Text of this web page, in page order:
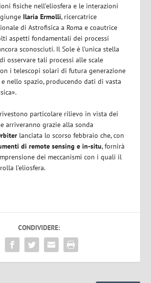
fisiche nell’eliosfera e le interazioni
Ilaria Ermolli, ricercatrice
di Astrofisica a Roma e coautrice
aspetti fondamentali dei processi
sconosciuti. Il Sole è l’unica stella
osservare tali processi alle scale
i telescopi solari di futura generazione
nello spazio, producendo dati di vasta
particolare rilievo in vista dei
arriveranno grazie alla sonda
lanciata lo scorso febbraio che, con
di remote sensing e in-situ, fornirà
dei meccanismi con i quali il
l’eliosfera.
CONDIVIDERE: